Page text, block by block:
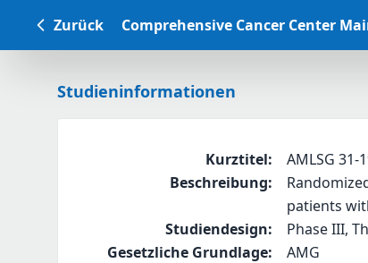
Zurück Comprehensive Cancer Center
Studieninformationen
Kurztitel:
AMLSG 31-
Beschreibung:
patients
Studiendesign:
Phase III,
Gesetzliche Grundlage:
AMG